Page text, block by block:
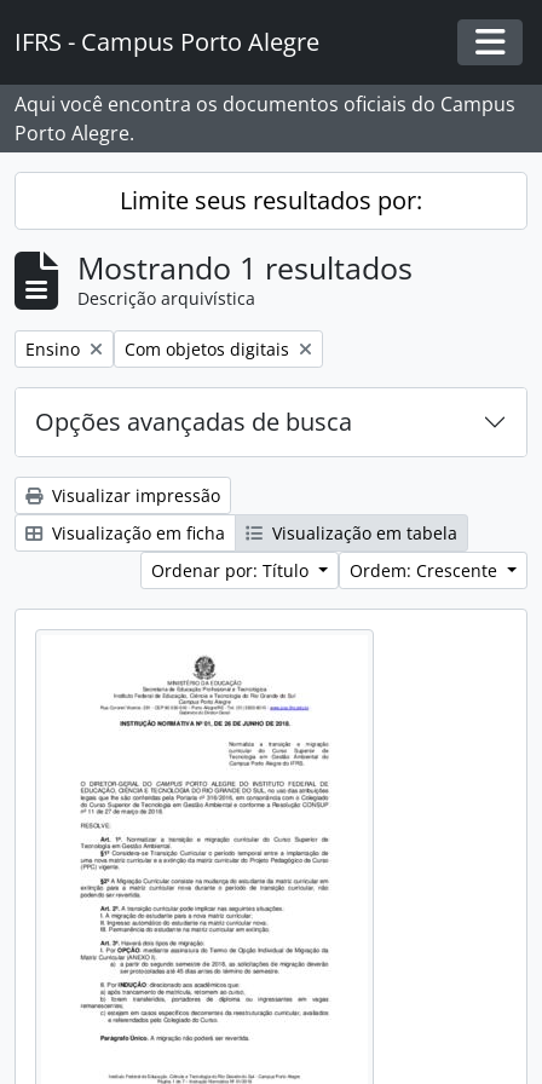
IFRS - Campus Porto Alegre
Aqui você encontra os documentos oficiais do Campus
Porto Alegre.
Limite seus resultados por:
Mostrando 1 resultados
Descrição arquivística
Remover filtro:
Ensino Remover filtro:
Com objetos digitais
Opções avançadas de busca
Visualizar impressão
Visualização em ficha
Visualização em tabela
Ordenar por: Título
Ordem: Crescente